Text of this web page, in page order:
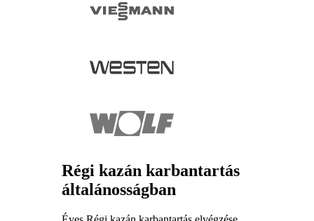
Régi kazán karbantartás
általánosságban